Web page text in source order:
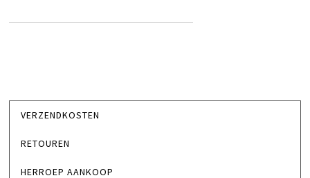
VERZENDKOSTEN
RETOUREN
HERROEP AANKOOP